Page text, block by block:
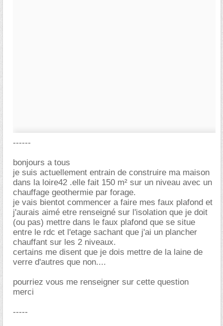
------
bonjours a tous
je suis actuellement entrain de construire ma maison
dans la loire42 .elle fait 150 m² sur un niveau avec un
chauffage geothermie par forage.
je vais bientot commencer a faire mes faux plafond et
j'aurais aimé etre renseigné sur l'isolation que je doit
(ou pas) mettre dans le faux plafond que se situe
entre le rdc et l'etage sachant que j'ai un plancher
chauffant sur les 2 niveaux.
certains me disent que je dois mettre de la laine de
verre d'autres que non....
pourriez vous me renseigner sur cette question
merci
-----